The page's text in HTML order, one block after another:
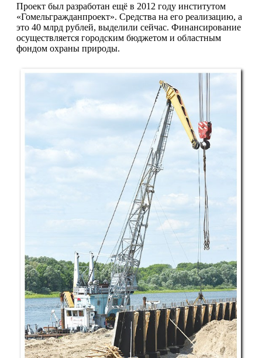
Проект был разработан ещё в 2012 году институтом
«Гомельгражданпро­ект». Средства на его реализацию, а
это 40 млрд рублей, выделили сейчас. Фи­нансирование
осуществляется город­ским бюджетом и областным
фондом охраны природы.